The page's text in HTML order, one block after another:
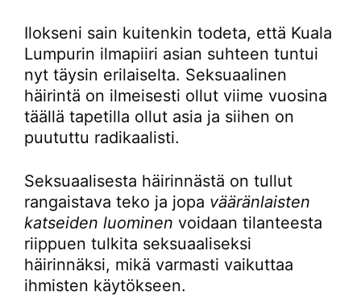
Ilokseni sain kuitenkin todeta, että Kuala
Lumpurin ilmapiiri asian suhteen tuntui
nyt täysin erilaiselta. Seksuaalinen
häirintä on ilmeisesti ollut viime vuosina
täällä tapetilla ollut asia ja siihen on
puututtu radikaalisti.
Seksuaalisesta häirinnästä on tullut
rangaistava teko ja jopa vääränlaisten
katseiden luominen voidaan tilanteesta
riippuen tulkita seksuaaliseksi
häirinnäksi, mikä varmasti vaikuttaa
ihmisten käytökseen.